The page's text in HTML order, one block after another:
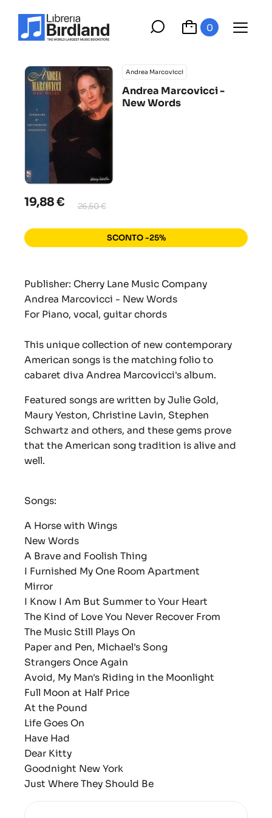
0
Andrea Marcovicci
Andrea Marcovicci -
New Words
19,88 € 26,50 €
SCONTO -25%
Publisher: Cherry Lane Music Company
Andrea Marcovicci - New Words
For Piano, vocal, guitar chords
This unique collection of new contemporary
American songs is the matching folio to
cabaret diva Andrea Marcovicci's album.
Featured songs are written by Julie Gold,
Maury Yeston, Christine Lavin, Stephen
Schwartz and others, and these gems prove
that the American song tradition is alive and
well.
Songs:
A Horse with Wings
New Words
A Brave and Foolish Thing
I Furnished My One Room Apartment
Mirror
I Know I Am But Summer to Your Heart
The Kind of Love You Never Recover From
The Music Still Plays On
Paper and Pen, Michael's Song
Strangers Once Again
Avoid, My Man's Riding in the Moonlight
Full Moon at Half Price
At the Pound
Life Goes On
Have Had
Dear Kitty
Goodnight New York
Just Where They Should Be